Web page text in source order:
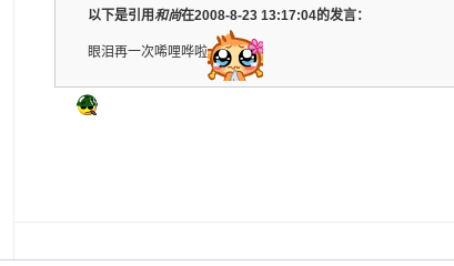
以下是引用和尚在2008-8-23 13:17:04的发言：
眼泪再一次唏哩哗啦